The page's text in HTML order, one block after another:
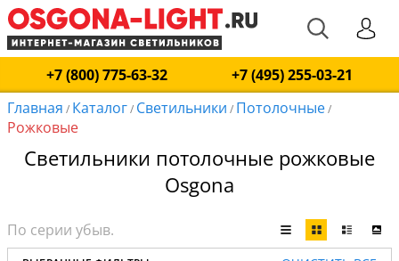
+7 (800) 775-63-32
+7 (495) 255-03-21
Главная / Каталог/ Светильники / Потолочные/
Рожковые
Светильники потолочные рожковые
Osgona